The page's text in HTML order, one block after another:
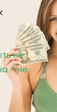
не
− не